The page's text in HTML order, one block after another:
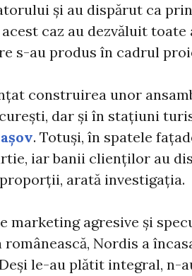
și au dispărut ca
caz au dezvăluit
s-au produs în cadrul
construirea unor
dar și în stațiuni
. Totuși, în spatele
iar banii clienților au
arată investigația.
marketing agresive și
Nordis a
le-au plătit integral, n-